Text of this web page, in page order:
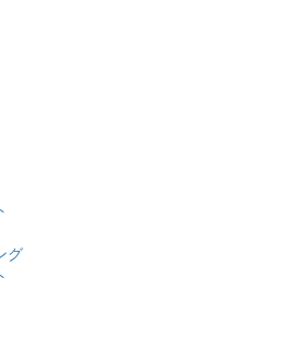
グ